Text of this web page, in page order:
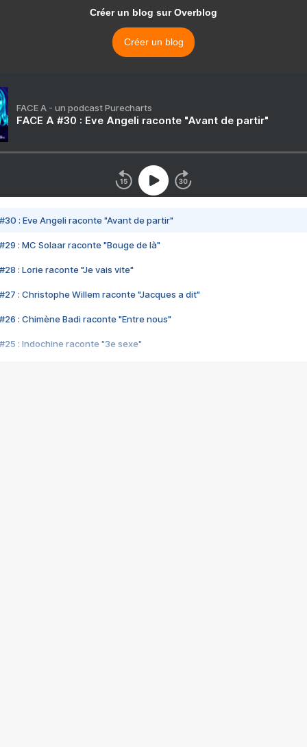
Créer un blog sur Overblog
Créer un blog
FACE A - un podcast Purecharts
FACE A #30 : Eve Angeli raconte "Avant de partir"
#30 : Eve Angeli raconte "Avant de partir"
#29 : MC Solaar raconte "Bouge de là"
#28 : Lorie raconte "Je vais vite"
#27 : Christophe Willem raconte "Jacques a dit"
#26 : Chimène Badi raconte "Entre nous"
#25 : Indochine raconte "3e sexe"